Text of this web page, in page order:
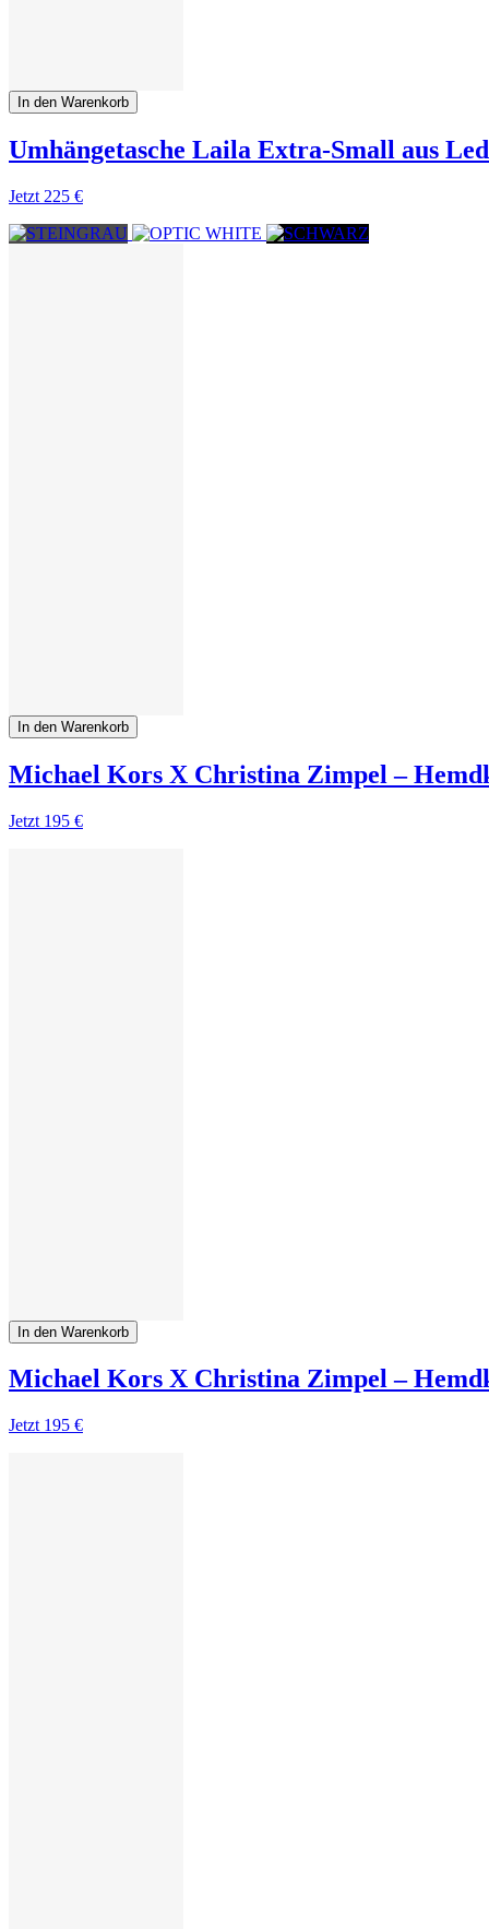
In den Warenkorb
Umhängetasche Laila Extra-Small aus
Jetzt 225 €
In den Warenkorb
Michael Kors X Christina Zimpel ‒
Jetzt 195 €
In den Warenkorb
Michael Kors X Christina Zimpel ‒
Jetzt 195 €